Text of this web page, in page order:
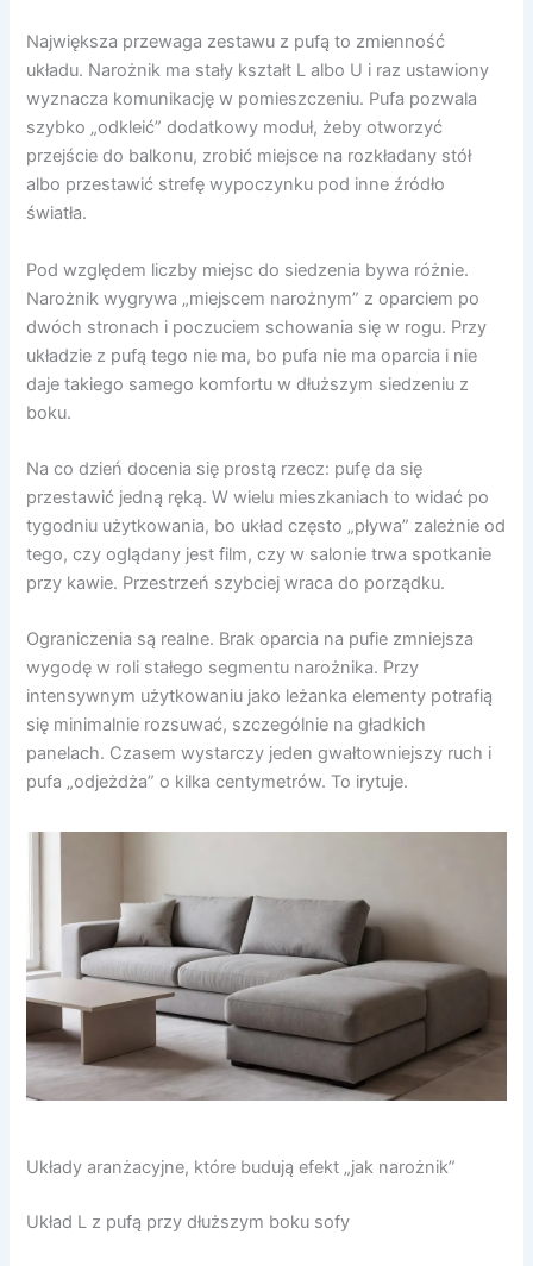
Największa przewaga zestawu z pufą to zmienność
układu. Narożnik ma stały kształt L albo U i raz ustawiony
wyznacza komunikację w pomieszczeniu. Pufa pozwala
szybko „odkleić” dodatkowy moduł, żeby otworzyć
przejście do balkonu, zrobić miejsce na rozkładany stół
albo przestawić strefę wypoczynku pod inne źródło
światła.
Pod względem liczby miejsc do siedzenia bywa różnie.
Narożnik wygrywa „miejscem narożnym” z oparciem po
dwóch stronach i poczuciem schowania się w rogu. Przy
układzie z pufą tego nie ma, bo pufa nie ma oparcia i nie
daje takiego samego komfortu w dłuższym siedzeniu z
boku.
Na co dzień docenia się prostą rzecz: pufę da się
przestawić jedną ręką. W wielu mieszkaniach to widać po
tygodniu użytkowania, bo układ często „pływa” zależnie od
tego, czy oglądany jest film, czy w salonie trwa spotkanie
przy kawie. Przestrzeń szybciej wraca do porządku.
Ograniczenia są realne. Brak oparcia na pufie zmniejsza
wygodę w roli stałego segmentu narożnika. Przy
intensywnym użytkowaniu jako leżanka elementy potrafią
się minimalnie rozsuwać, szczególnie na gładkich
panelach. Czasem wystarczy jeden gwałtowniejszy ruch i
pufa „odjeżdża” o kilka centymetrów. To irytuje.
Układy aranżacyjne, które budują efekt „jak narożnik”
Układ L z pufą przy dłuższym boku sofy